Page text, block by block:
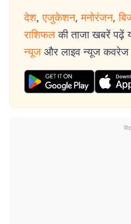
देश, एजुकेशन, मनोरंजन,
राशिफल की ताजा खबरें पढ़ें
न्यूज और लाइव न्यूज कवरेज